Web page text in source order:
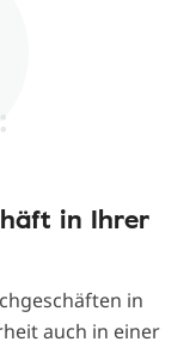
in Ihrer
in
auch in einer